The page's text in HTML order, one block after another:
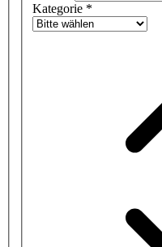
Kategorie *